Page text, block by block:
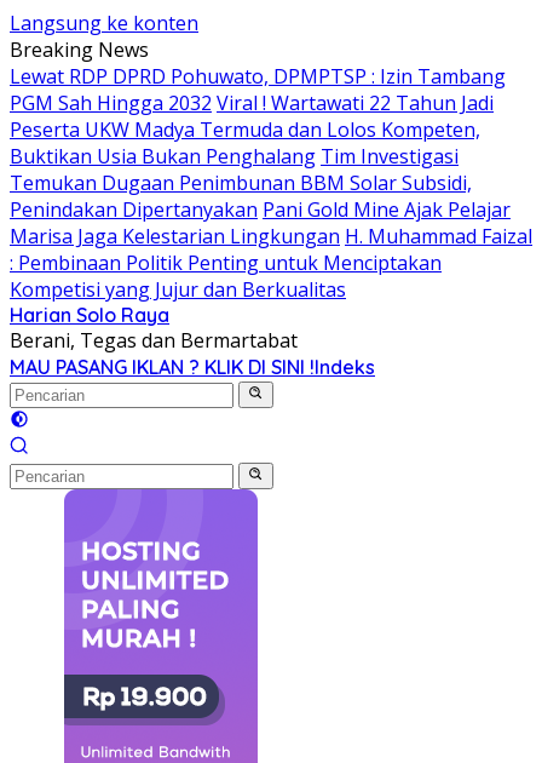
Langsung ke konten
Breaking News
Lewat RDP DPRD Pohuwato, DPMPTSP : Izin Tambang
PGM Sah Hingga 2032 Viral ! Wartawati 22 Tahun Jadi
Peserta UKW Madya Termuda dan Lolos Kompeten,
Buktikan Usia Bukan Penghalang Tim Investigasi
Temukan Dugaan Penimbunan BBM Solar Subsidi,
Penindakan Dipertanyakan Pani Gold Mine Ajak Pelajar
Marisa Jaga Kelestarian Lingkungan H. Muhammad Faizal
: Pembinaan Politik Penting untuk Menciptakan
Kompetisi yang Jujur dan Berkualitas
Harian Solo Raya
Berani, Tegas dan Bermartabat
MAU PASANG IKLAN ? KLIK DI SINI !Indeks